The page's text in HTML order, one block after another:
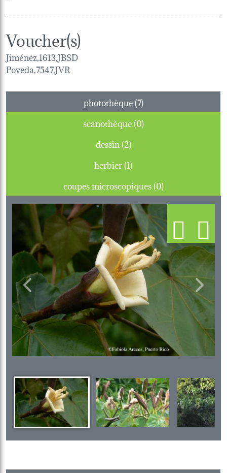
Voucher(s)
Jiménez,1613,JBSD
Poveda,7547,JVR
photothèque (7)
scanothèque (0)
dessin (2)
herbier (1)
coupes microscopiques (0)
Previous Next